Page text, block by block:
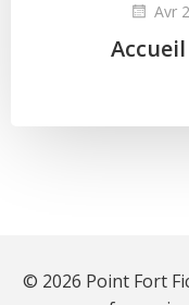
Avr
© 2026 Point Fort